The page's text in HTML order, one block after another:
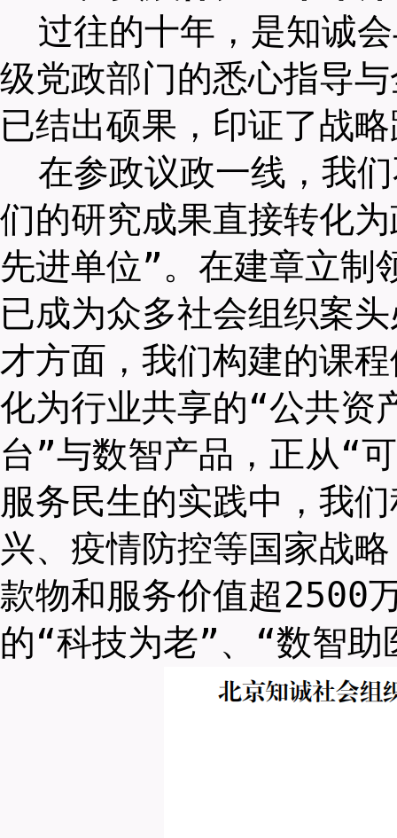
过往的十年，是知诚
级党政部门的悉心指导
已结出硕果，印证了战
在参政议政一线，我
们的研究成果直接转化
先进单位”。在建章立制
已成为众多社会组织案
才方面，我们构建的课
化为行业共享的“公共资
台”与数智产品，正从“
服务民生的实践中，我
兴、疫情防控等国家战
款物和服务价值超2500
的“科技为老”、“数智